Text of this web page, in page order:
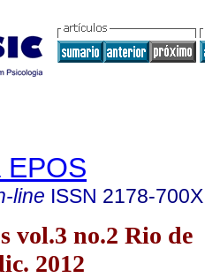
EPOS
line ISSN 2178-700X
vol.3 no.2 Rio de
2012